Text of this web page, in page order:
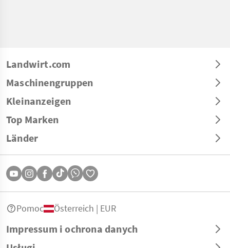
Landwirt.com
Maschinengruppen
Kleinanzeigen
Top Marken
Länder
Impressum i ochrona danych
Pomoc Österreich | EUR